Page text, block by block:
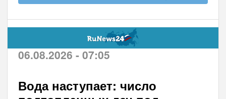
06.08.2026 - 07:05
Вода наступает: число